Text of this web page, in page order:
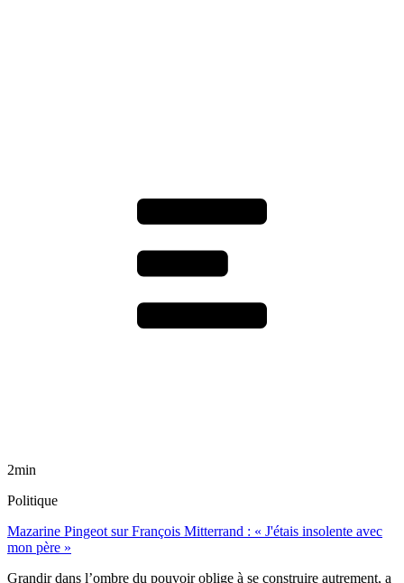
2min
Politique
Mazarine Pingeot sur François Mitterrand : « J'étais insolente avec
mon père »
Grandir dans l’ombre du pouvoir oblige à se construire autrement, a